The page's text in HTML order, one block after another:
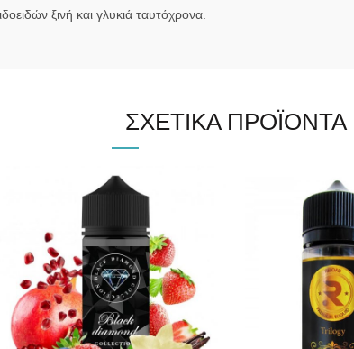
ξινή και γλυκιά ταυτόχρονα.
ΣΧΕΤΙΚΆ ΠΡΟΪΌΝΤΑ